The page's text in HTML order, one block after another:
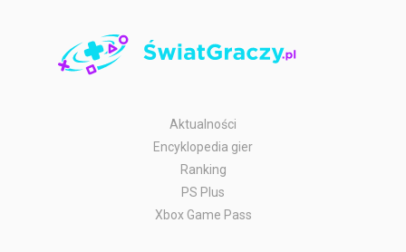
Aktualności
Encyklopedia gier
Ranking
PS Plus
Xbox Game Pass